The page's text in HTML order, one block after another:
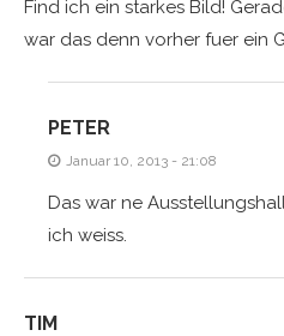
Find ich ein starkes Bild!
war das denn vorher fuer ein
PETER
Januar 10, 2013 - 21:08
Das war ne
ich weiss.
TIM